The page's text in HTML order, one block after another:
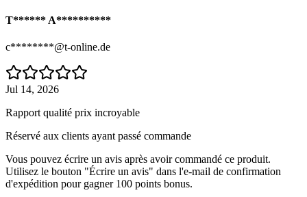
T****** A**********
c********@t-online.de
Jul 14, 2026
Rapport qualité prix incroyable
Réservé aux clients ayant passé commande
Vous pouvez écrire un avis après avoir commandé ce produit.
Utilisez le bouton "Écrire un avis" dans l'e-mail de confirmation
d'expédition pour gagner 100 points bonus.